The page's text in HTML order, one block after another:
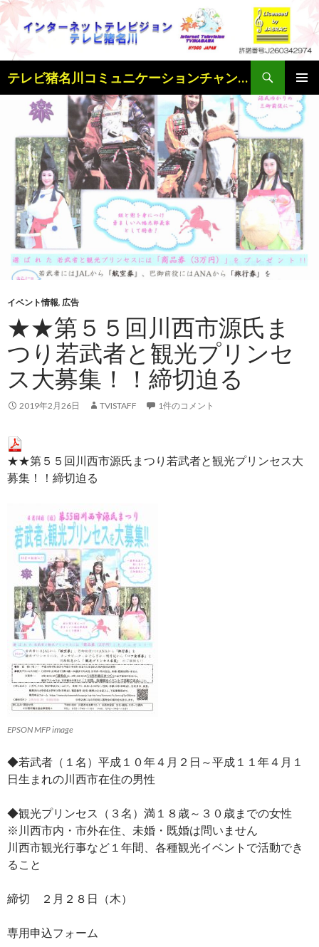
テレビ猪名川コミュニケーションチャンネル
索
メインメ
ニュー
へ
ス
キ
ッ
イベント情報, 広告
★★第５５回川西市源氏ま
つり若武者と観光プリンセ
ス大募集！！締切迫る
2019年2月26日 TVISTAFF 1件のコメント
★★第５５回川西市源氏まつり若武者と観光プリンセス大
募集！！締切迫る
EPSON MFP image
◆若武者（１名）平成１０年４月２日～平成１１年４月１
日生まれの川西市在住の男性
◆観光プリンセス（３名）満１８歳～３０歳までの女性
※川西市内・市外在住、未婚・既婚は問いません
川西市観光行事など１年間、各種観光イベントで活動でき
ること
締切 ２月２８日（木）
専用申込フォーム